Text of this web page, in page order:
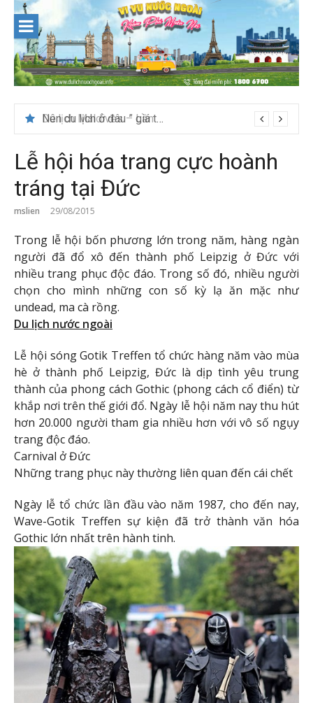
content
Nên du lịch ở đâu ” giá tốt” dịp lễ quốc khánh 2/9
Lễ hội hóa trang cực hoành
tráng tại Đức
mslien 29/08/2015
Trong lễ hội bốn phương lớn trong năm, hàng ngàn
người đã đổ xô đến thành phố Leipzig ở Đức với
nhiều trang phục độc đáo. Trong số đó, nhiều người
chọn cho mình những con số kỳ lạ ăn mặc như
undead, ma cà rồng.
Du lịch nước ngoài
Lễ hội sóng Gotik Treffen tổ chức hàng năm vào mùa
hè ở thành phố Leipzig, Đức là dịp tình yêu trung
thành của phong cách Gothic (phong cách cổ điển) từ
khắp nơi trên thế giới đổ. Ngày lễ hội năm nay thu hút
hơn 20.000 người tham gia nhiều hơn với vô số ngụy
trang độc đáo.
Carnival ở Đức
Những trang phục này thường liên quan đến cái chết
Ngày lễ tổ chức lần đầu vào năm 1987, cho đến nay,
Wave-Gotik Treffen sự kiện đã trở thành văn hóa
Gothic lớn nhất trên hành tinh.